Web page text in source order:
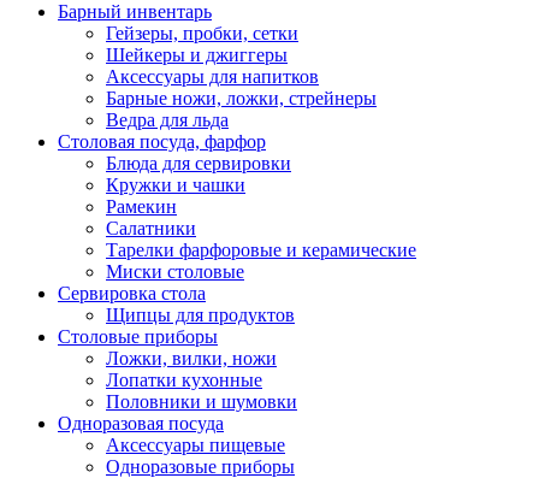
Барный инвентарь
Гейзеры, пробки, сетки
Шейкеры и джиггеры
Аксессуары для напитков
Барные ножи, ложки, стрейнеры
Ведра для льда
Столовая посуда, фарфор
Блюда для сервировки
Кружки и чашки
Рамекин
Салатники
Тарелки фарфоровые и керамические
Миски столовые
Сервировка стола
Щипцы для продуктов
Столовые приборы
Ложки, вилки, ножи
Лопатки кухонные
Половники и шумовки
Одноразовая посуда
Аксессуары пищевые
Одноразовые приборы